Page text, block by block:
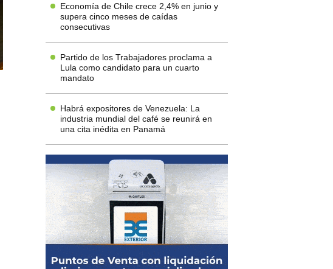
Economía de Chile crece 2,4% en junio y
supera cinco meses de caídas
consecutivas
Partido de los Trabajadores proclama a
Lula como candidato para un cuarto
mandato
Habrá expositores de Venezuela: La
industria mundial del café se reunirá en
una cita inédita en Panamá